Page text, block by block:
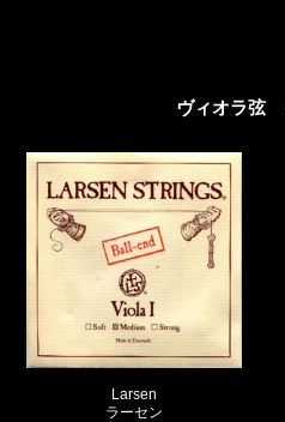
ヴィオラ弦
Jargar
ヤーガー